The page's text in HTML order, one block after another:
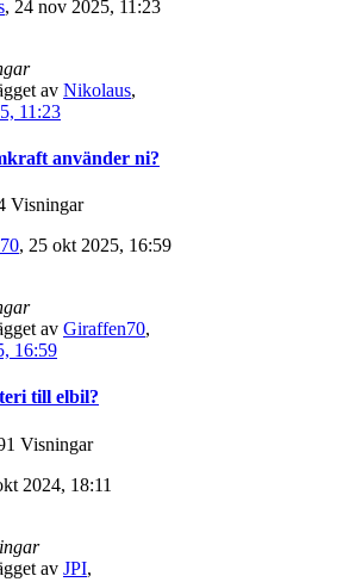
, 24 nov 2025, 11:23
av Nikolaus,
11:23
använder ni?
Visningar
, 25 okt 2025, 16:59
av Giraffen70,
16:59
till elbil?
Visningar
2024, 18:11
av JPI,